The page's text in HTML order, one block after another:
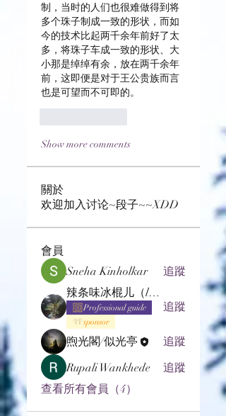
制，当时的人们也很难做得到将
多个珠子制成一致的形状，而如
今的技术比起两千余年前好了太
多，将珠子车成一致的形状、大
小那是绰绰有余，放在两千余年
前，这即便是对于王公贵族而言
也是可望而不可即的。
Show more comments
關於
欢迎加入讨论~段子~~XDD
會員
Sneha Kinholkar
追蹤
辣条味冰棍儿（lof别玩了要氪金的）
Professional guide
sponsor
追蹤
煦光閣/似光亭
追蹤
Rupali Wankhede
追蹤
查看所有會員（4）